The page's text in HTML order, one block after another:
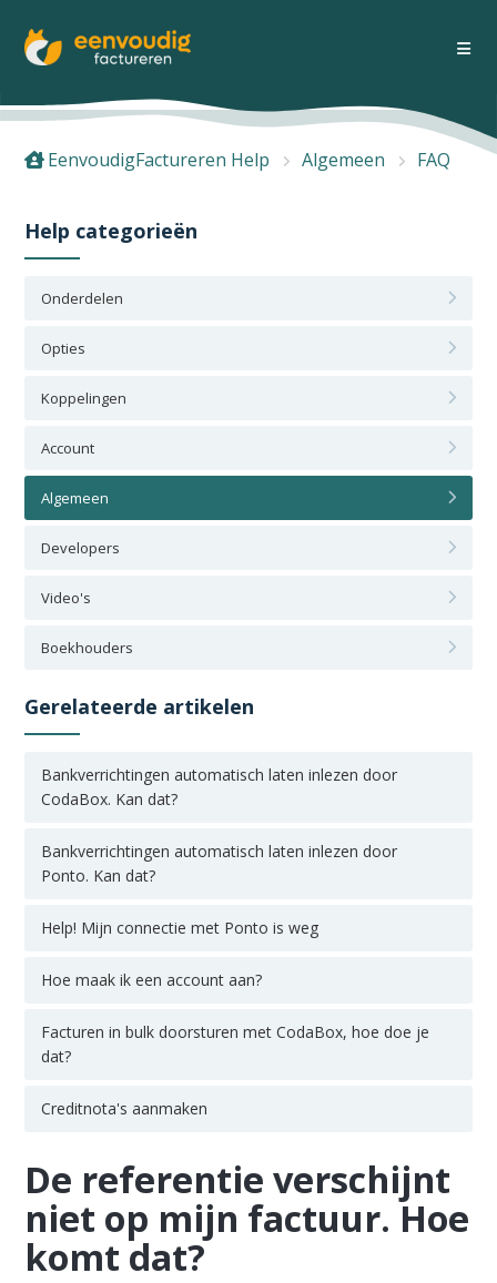
EenvoudigFactureren Help Algemeen FAQ
Help categorieën
Onderdelen
Opties
Koppelingen
Account
Algemeen
Developers
Video's
Boekhouders
Gerelateerde artikelen
Bankverrichtingen automatisch laten inlezen door
CodaBox. Kan dat?
Bankverrichtingen automatisch laten inlezen door
Ponto. Kan dat?
Help! Mijn connectie met Ponto is weg
Hoe maak ik een account aan?
Facturen in bulk doorsturen met CodaBox, hoe doe je
dat?
Creditnota's aanmaken
De referentie verschijnt
niet op mijn factuur. Hoe
komt dat?